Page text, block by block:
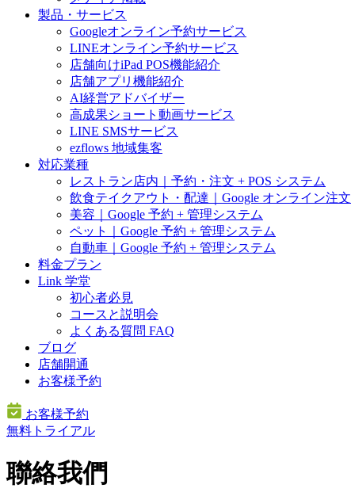
製品・サービス
Googleオンライン予約サービス
LINEオンライン予約サービス
店舗向けiPad POS機能紹介
店舗アプリ機能紹介
AI経営アドバイザー
高成果ショート動画サービス
LINE SMSサービス
ezflows 地域集客
対応業種
レストラン店内｜予約・注文 + POS システム
飲食テイクアウト・配達｜Google オンライン注文
美容｜Google 予約 + 管理システム
ペット｜Google 予約 + 管理システム
自動車｜Google 予約 + 管理システム
料金プラン
Link 学堂
初心者必見
コースと説明会
よくある質問 FAQ
ブログ
店舗開通
お客様予約
お客様予約
無料トライアル
聯絡我們